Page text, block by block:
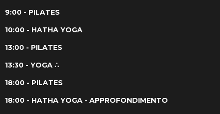
9:00 - PILATES
10:00 - HATHA YOGA
13:00 - PILATES
13:30 - YOGA ∴
18:00 - PILATES
18:00 - HATHA YOGA - APPROFONDIMENTO